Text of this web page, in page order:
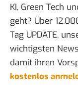
KI, Green Tech
geht? Über
Tag UPDATE,
wichtigsten
damit ihren
kostenlos